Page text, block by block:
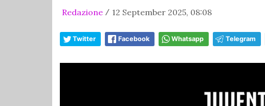
Redazione / 12 September 2025, 08:08
Twitter Facebook Whatsapp Telegram